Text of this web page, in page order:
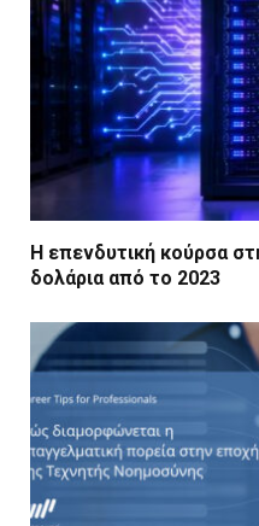
Η επενδυτική κούρσα
δολάρια από το 2023